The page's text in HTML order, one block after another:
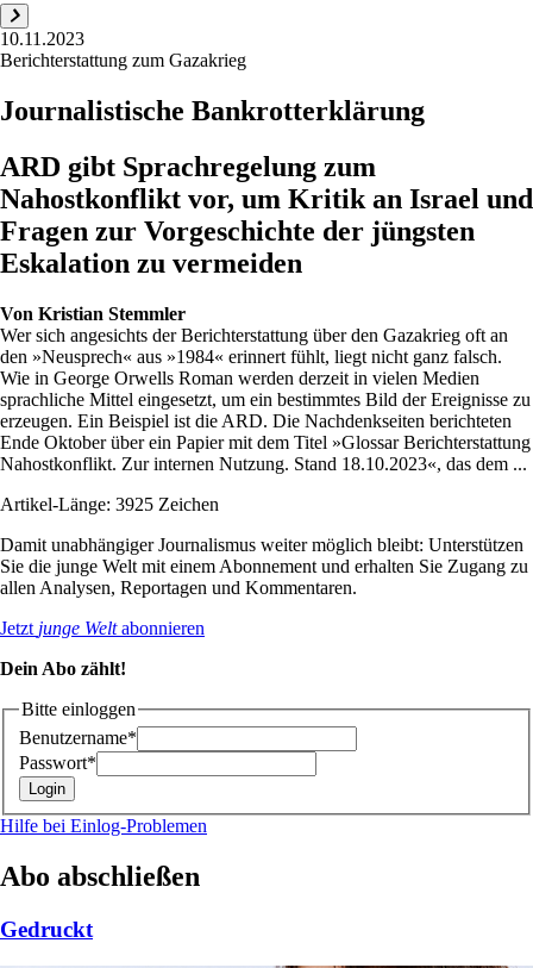
10.11.2023
Berichterstattung zum Gazakrieg
Journalistische Bankrotterklärung
ARD gibt Sprachregelung zum
Nahostkonflikt vor, um Kritik an Israel und
Fragen zur Vorgeschichte der jüngsten
Eskalation zu vermeiden
Von Kristian Stemmler
Wer sich angesichts der Berichterstattung über den Gazakrieg oft an
den »Neusprech« aus »1984« erinnert fühlt, liegt nicht ganz falsch.
Wie in George Orwells Roman werden derzeit in vielen Medien
sprachliche Mittel eingesetzt, um ein bestimmtes Bild der Ereignisse zu
erzeugen. Ein Beispiel ist die ARD. Die Nachdenkseiten berichteten
Ende Oktober über ein Papier mit dem Titel »Glossar Berichterstattung
Nahostkonflikt. Zur internen Nutzung. Stand 18.10.2023«, das dem ...
Artikel-Länge: 3925 Zeichen
Damit unabhängiger Journalismus weiter möglich bleibt: Unterstützen
Sie die junge Welt mit einem Abonnement und erhalten Sie Zugang zu
allen Analysen, Reportagen und Kommentaren.
Jetzt junge Weltabonnieren
Dein Abo zählt!
Bitte einloggen
Benutzername*
Passwort*
Hilfe bei Einlog-Problemen
Abo abschließen
Gedruckt